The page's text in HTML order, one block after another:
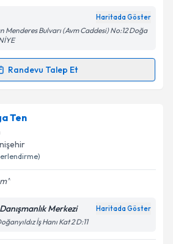
işlenmesine ilişkinAydınlatma
ve kişisel verilerimin belirtilen
kabul ediyorum.
Talebini Gönder
Haritada Göster
Menderes Bulvarı (Avm Caddesi) No:12 Doğa
Randevu Talep Et
Talebi
Öztürk
bu uzmandan randevu almanız
e-posta ile
işlenmesine ilişkinAydınlatma
Ten
Merkezi Haritada Göster
İş Hanı Kat 2 D:11